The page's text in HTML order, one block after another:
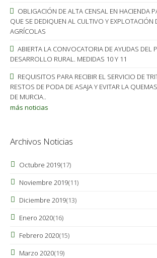
OBLIGACIÓN DE ALTA CENSAL EN HACIENDA
QUE SE DEDIQUEN AL CULTIVO Y EXPLOTACIÓN
AGRÍCOLAS
ABIERTA LA CONVOCATORIA DE AYUDAS DEL
DESARROLLO RURAL. MEDIDAS 10 Y 11
REQUISITOS PARA RECIBIR EL SERVICIO DE
RESTOS DE PODA DE ASAJA Y EVITAR LA
DE MURCIA..
más noticias
Archivos Noticias
Octubre 2019(17)
Noviembre 2019(11)
Diciembre 2019(13)
Enero 2020(16)
Febrero 2020(15)
Marzo 2020(19)